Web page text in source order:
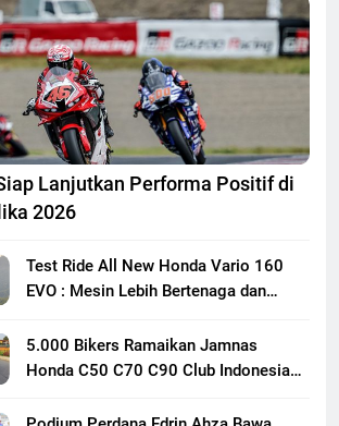
Lanjutkan Performa Positif di
2026
Test Ride All New Honda Vario 160
EVO : Mesin Lebih Bertenaga dan
5.000 Bikers Ramaikan Jamnas
Honda C50 C70 C90 Club Indonesia
Persaudaraan Pecinta Motor Klasik